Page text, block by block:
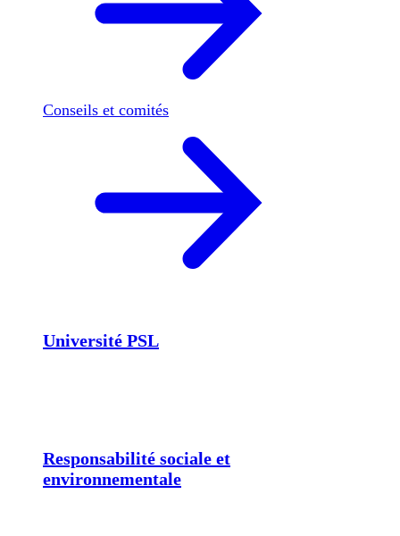
Conseils et comités
Université PSL
Responsabilité sociale et
environnementale